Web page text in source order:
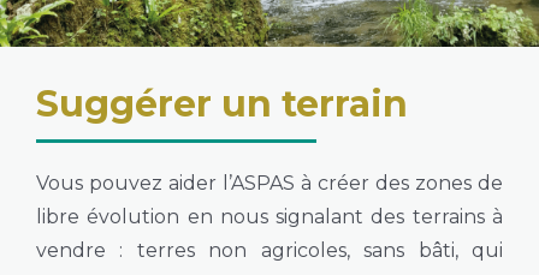
Suggérer un terrain
Vous pouvez aider l’ASPAS à créer des zones de
libre évolution en nous signalant des terrains à
vendre : terres non agricoles, sans bâti, qui